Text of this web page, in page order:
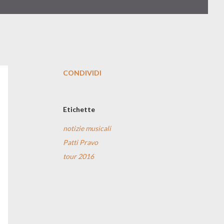
CONDIVIDI
Etichette
notizie musicali
Patti Pravo
tour 2016